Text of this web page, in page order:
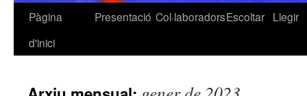
Vés
Pàgina
d'inici
Presentació Col·laboradorsEscoltar Llegir